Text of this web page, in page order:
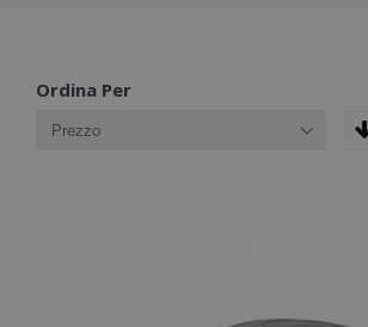
Ordina Per